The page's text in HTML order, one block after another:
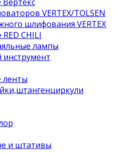
VERTEX/TOLSEN
шлифования VERTEX
CHILI
лампы
ленты
и штативы